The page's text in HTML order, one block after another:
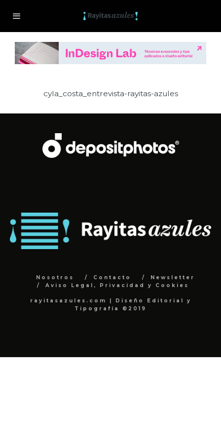
cyla_costa_entrevista-rayitas-azules
Nosotros Contacto
Newsletter
Aviso Legal, Privacidad y Cookies
rayitasazules.com | Diseño Editorial y
Tipografía ©2019